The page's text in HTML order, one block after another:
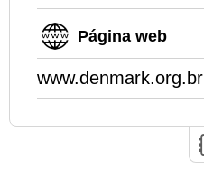
Página web
www.denmark.org.br